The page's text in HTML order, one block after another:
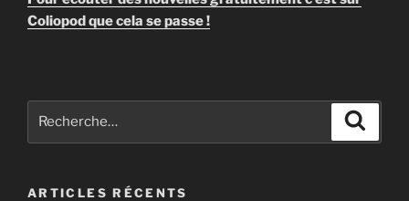
Coliopod que cela se passe !
ARTICLES RÉCENTS